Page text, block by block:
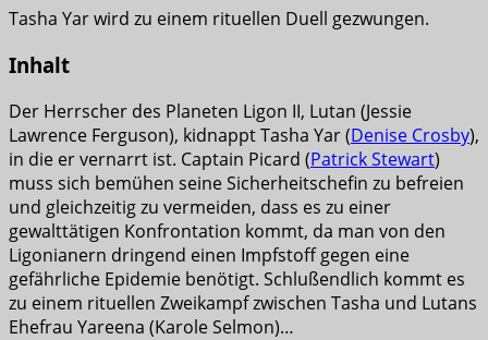
Tasha Yar wird zu einem rituellen Duell gezwungen.
Inhalt
Der Herrscher des Planeten Ligon II, Lutan (Jessie
Lawrence Ferguson), kidnappt Tasha Yar (Denise Crosby),
in die er vernarrt ist. Captain Picard (Patrick Stewart)
muss sich bemühen seine Sicherheitschefin zu befreien
und gleichzeitig zu vermeiden, dass es zu einer
gewalttätigen Konfrontation kommt, da man von den
Ligonianern dringend einen Impfstoff gegen eine
gefährliche Epidemie benötigt. Schlußendlich kommt es
zu einem rituellen Zweikampf zwischen Tasha und Lutans
Ehefrau Yareena (Karole Selmon)…